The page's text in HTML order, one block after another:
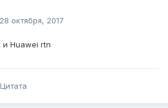
28 октября, 2017
и Huawei rtn
Цитата